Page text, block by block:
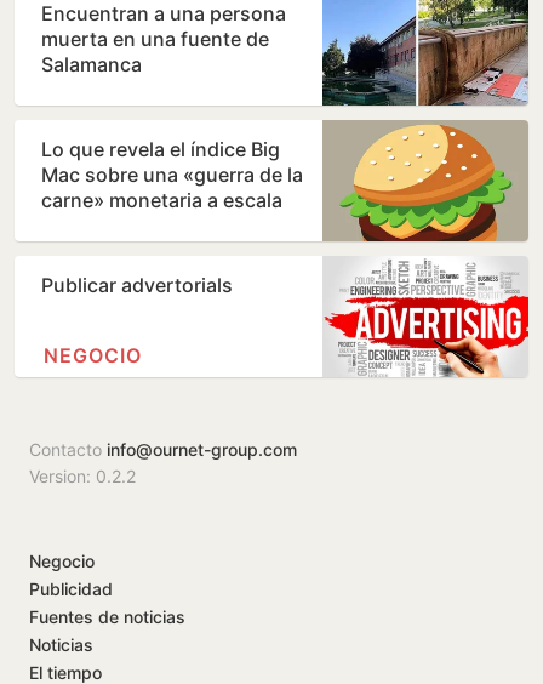
Encuentran a una persona
muerta en una fuente de
Salamanca
Lo que revela el índice Big
Mac sobre una «guerra de la
carne» monetaria a escala
Publicar advertorials
NEGOCIO
Contacto info@ournet-group.com
Version: 0.2.2
Negocio
Publicidad
Fuentes de noticias
Noticias
El tiempo